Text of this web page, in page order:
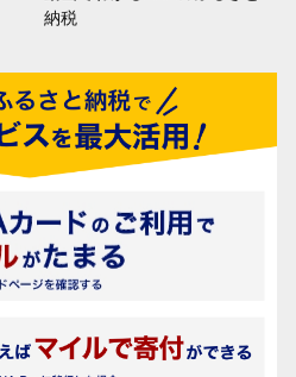
納税